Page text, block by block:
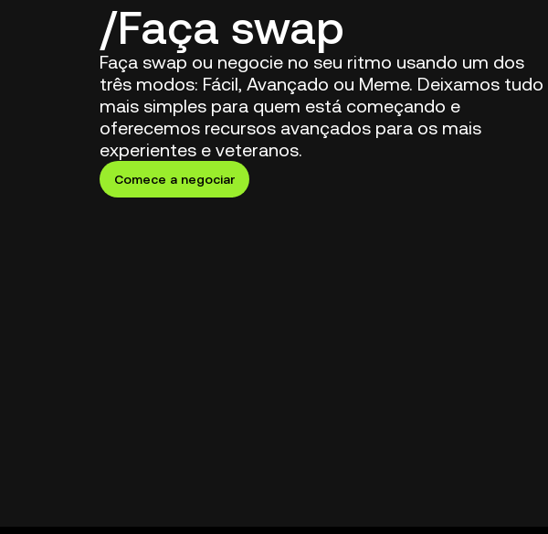
Faça swap
Faça swap ou negocie no seu ritmo usando um dos
três modos: Fácil, Avançado ou Meme. Deixamos tudo
mais simples para quem está começando e
oferecemos recursos avançados para os mais
experientes e veteranos.
Comece a negociar